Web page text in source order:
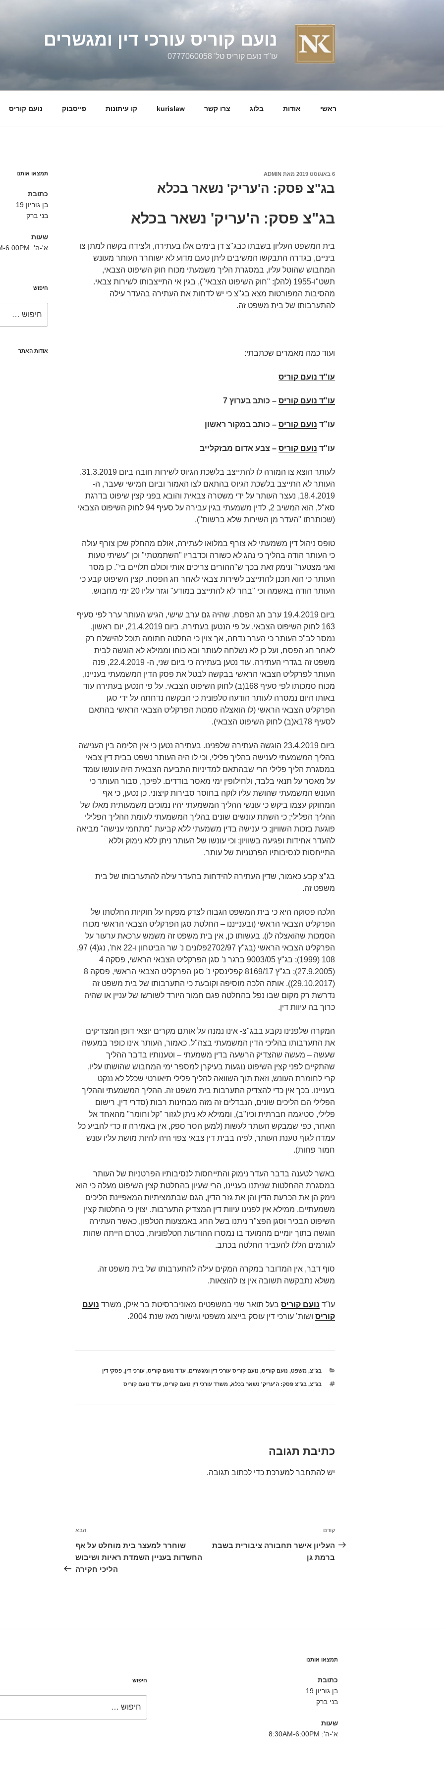
נועם קוריס עורכי דין ומגשרים
עו"ד נועם קוריס טל' 0777060058
ראשי אודות בלוג צרו קשר kurislaw קו עיתונות פייסבוק נועם קוריס
פורסם
6 באוגוסט 2019 מאת ADMIN
בג"צ פסק: ה'עריק' נשאר בכלא
בג"צ פסק: ה'עריק' נשאר בכלא
בית המשפט העליון בשבתו כבג"צ דן בימים אלו בעתירה, ולצידה בקשה למתן צו
ביניים, בגדרה התבקשו המשיבים ליתן טעם מדוע לא ישוחרר העותר מעונש
המחבוש שהוטל עליו, במסגרת הליך משמעתי מכוח חוק השיפוט הצבאי,
תשט"ו-1955 (להלן: "חוק השיפוט הצבאי"), בגין אי התייצבותו לשירות צבאי.
מהסיבות המפורטות מצא בג"צ כי יש לדחות את העתירה בהעדר עילה
להתערבותו של בית משפט זה.
ועוד כמה מאמרים שכתבתי:
עו"ד נועם קוריס
עו"ד נועם קוריס – כותב בערוץ 7
עו”ד נועם קוריס – כותב במקור ראשון
עו"ד נועם קוריס – צבע אדום מבזקלייב
לעותר הוצא צו המורה לו להתייצב בלשכת הגיוס לשירות חובה ביום 31.3.2019.
העותר לא התייצב בלשכת הגיוס בהתאם לצו האמור וביום חמישי שעבר, ה-
18.4.2019, נעצר העותר על ידי משטרה צבאית והובא בפני קצין שיפוט בדרגת
סא"ל, הוא המשיב 2, לדין משמעתי בגין עבירה על סעיף 94 לחוק השיפוט הצבאי
(שכותרתו "העדר מן השירות שלא ברשות").
טופס ניהול דין משמעתי לא צורף במלואו לעתירה, אולם מהחלק שכן צורף עולה
כי העותר הודה בהליך כי נהג לא כשורה וכדבריו "השתמטתי" וכן "עשיתי טעות
ואני מצטער" ונימק זאת בכך ש"ההורים צריכים אותי וכולם תלויים בי". כן מסר
העותר כי הוא תכנן להתייצב לשירות צבאי לאחר חג הפסח. קצין השיפוט קבע כי
העותר הודה באשמה וכי "בחר לא להתייצב במודע" וגזר עליו 20 ימי מחבוש.
ביום 19.4.2019 ערב חג הפסח, שהיה גם ערב שישי, הגיש העותר ערר לפי סעיף
163 לחוק השיפוט הצבאי. על פי הנטען בעתירה, ביום 21.4.2019, יום ראשון,
נמסר לב"כ העותר כי הערר נדחה, אך צוין כי החלטה חתומה תוכל להישלח רק
לאחר חג הפסח, ועל כן לא נשלחה לעותר ובא כוחו וממילא לא הוגשה לבית
משפט זה בגדרי העתירה. עוד נטען בעתירה כי ביום שני, ה- 22.4.2019, פנה
העותר לפרקליט הצבאי הראשי בבקשה לבטל את פסק הדין המשמעתי בעניינו,
מכוח סמכותו לפי סעיף 168(ב) לחוק השיפוט הצבאי. על פי הנטען בעתירה עוד
באותו היום נמסרה לעותר הודעה טלפונית כי הבקשה נדחתה על ידי סגן
הפרקליט הצבאי הראשי (לו הואצלה סמכות הפרקליט הצבאי הראשי בהתאם
לסעיף 178א(ב) לחוק השיפוט הצבאי).
ביום 23.4.2019 הוגשה העתירה שלפנינו. בעתירה נטען כי אין הלימה בין הענישה
בהליך המשמעתי לענישה בהליך פלילי, וכי לו היה העותר נשפט בבית דין צבאי
במסגרת הליך פלילי הרי שבהתאם למדיניות התביעה הצבאית היה עונשו עומד
על מאסר על תנאי בלבד, ולחילופין ימי מאסר בודדים. לפיכך, סבור העותר כי
העונש המשמעתי שהושת עליו לוקה בחוסר סבירות קיצוני. כן נטען, כי אף
המחוקק עצמו ביקש כי עונשי ההליך המשמעתי יהיו נמוכים משמעותית מאלו של
ההליך הפלילי; כי השתת עונשים שונים בהליך המשמעתי לעומת ההליך הפלילי
פוגעת בזכות השוויון; כי ענישה בדין משמעתי ללא קביעת "מתחמי ענישה" מביאה
להעדר אחידות ופגיעה בשוויון; וכי עונשו של העותר ניתן ללא נימוק וללא
התייחסות לנסיבותיו הפרטניות של עותר.
בג"צ קבע כאמור, שדין העתירה להידחות בהעדר עילה להתערבותו של בית
משפט זה.
הלכה פסוקה היא כי בית המשפט הגבוה לצדק מפקח על חוקיות החלטתו של
הפרקליט הצבאי הראשי (ובענייננו – החלטת סגן הפרקליט הצבאי הראשי מכוח
הסמכות שהואצלה לו). בעשותו כן, אין בית משפט זה משמש ערכאת ערעור על
הפרקליט הצבאי הראשי (בג"ץ 2702/97פלונים נ' שר הביטחון ו-22 אח', נג(4) 97,
108 (1999); בג"ץ 9003/05 ברגר נ' סגן הפרקליט הצבאי הראשי, פסקה 4
(27.9.2005); בג"ץ 8169/17 קפלינסקי נ' סגן הפרקליט הצבאי הראשי, פסקה 8
(29.10.2017)). אותה הלכה מוסיפה וקובעת כי התערבותו של בית משפט זה
נדרשת רק מקום שבו נפל בהחלטה פגם חמור היורד לשורשו של עניין או שהיה
כרוך בה עיוות דין.
המקרה שלפנינו נקבע בבג"צ- אינו נמנה על אותם מקרים יוצאי דופן המצדיקים
את התערבותו בהליכי הדין המשמעתי בצה"ל. כאמור, העותר אינו כופר במעשה
שעשה – מעשה שהצדיק הרשעה בדין משמעתי – וטענותיו בדבר ההליך
שהתקיים לפני קצין השיפוט נוגעות בעיקרן למספר ימי המחבוש שהושתו עליו,
קרי לחומרת העונש, וזאת תוך השוואה להליך פלילי תיאורטי שכלל לא ננקט
בעניינו. בכך אין כדי להצדיק התערבות בית משפט זה. ההליך המשמעתי וההליך
הפלילי הם הליכים שונים, הנבדלים זה מזה מבחינות רבות (סדרי דין, רישום
פלילי, סטיגמה חברתית וכיו"ב), וממילא לא ניתן לגזור "קל וחומר" מהאחד אל
האחר, כפי שמבקש העותר לעשות (למען הסר ספק, אין באמירה זו כדי להביע כל
עמדה לגוף טענת העותר, לפיה בבית דין צבאי צפוי היה להיות מושת עליו עונש
חמור פחות).
באשר לטענה בדבר העדר נימוק והתייחסות לנסיבותיו הפרטניות של העותר
במסגרת ההחלטות שניתנו בעניינו, הרי שעיון בהחלטת קצין השיפוט מעלה כי הוא
נימק הן את הכרעת הדין והן את גזר הדין, הגם שבתמציתיות המאפיינת הליכים
משמעתיים. ממילא אין לפנינו עיוות דין המצדיק התערבות. יצוין כי החלטות קצין
השיפוט הבכיר וסגן הפצ"ר ניתנו בשל החג באמצעות הטלפון, כאשר העתירה
הוגשה בתוך יומיים מהמועד בו נמסרו ההודעות הטלפוניות, בטרם הייתה שהות
לגורמים הללו להעביר החלטה בכתב.
סוף דבר, אין המדובר במקרה המקים עילה להתערבותו של בית משפט זה.
משלא נתבקשה תשובה אין צו להוצאות.
עו”ד נועם קוריס בעל תואר שני במשפטים מאוניברסיטת בר אילן, משרד נועם
קוריס ושות’ עורכי דין עוסק בייצוג משפטי וגישור מאז שנת 2004.
קטגוריות
בג"צ, משפט, נועם קוריס, נועם קוריס עורכי דין ומגשרים,עו"ד נועם קוריס,עורכי דין,פסקי דין
תגיות
בג"צ,בג"צ פסק: ה'עריק' נשאר בכלא, משרד עורכי דין נועם קוריס,עו"ד נועם קוריס
כתיבת תגובה
יש להתחבר למערכת כדי לכתוב תגובה.
ניווט
הפוסט
הקודם
קודם
העליון אישר תחבורה ציבורית בשבת
ברמת גן
הפוסטהבא
שוחרר למעצר בית מוחלט על אף
החשדות בעניין השמדת ראיות ושיבוש
הליכי חקירה
תמצאו אותנו
כתובת
בן גוריון 19
בני ברק
שעות
א'-ה': 8:30AM-6:00PM
חיפוש
אודות האתר
תמצאו אותנו
כתובת
בן גוריון 19
בני ברק
שעות
א'-ה': 8:30AM-6:00PM
חיפוש